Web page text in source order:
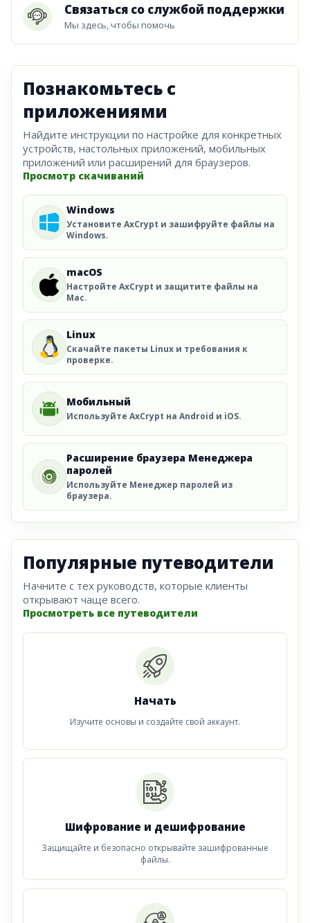
Связаться со службой поддержки
Мы здесь, чтобы помочь
Познакомьтесь с
приложениями
Найдите инструкции по настройке для конкретных
устройств, настольных приложений, мобильных
приложений или расширений для браузеров.
Просмотр скачиваний
Windows
Установите AxCrypt и зашифруйте файлы на
Windows.
macOS
Настройте AxCrypt и защитите файлы на
Mac.
Linux
Скачайте пакеты Linux и требования к
проверке.
Мобильный
Используйте AxCrypt на Android и iOS.
Расширение браузера Менеджера
паролей
Используйте Менеджер паролей из
браузера.
Популярные путеводители
Начните с тех руководств, которые клиенты
открывают чаще всего.
Просмотреть все путеводители
Начать
Изучите основы и создайте свой аккаунт.
Шифрование и дешифрование
Защищайте и безопасно открывайте зашифрованные
файлы.